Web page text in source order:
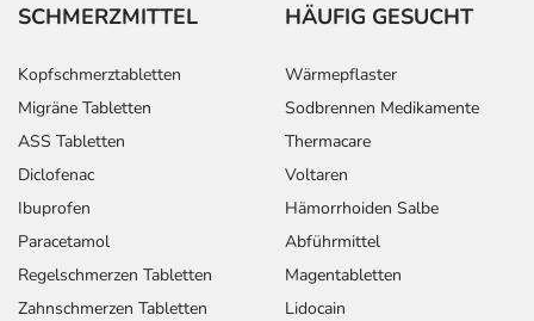
SCHMERZMITTEL
Kopfschmerztabletten
Migräne Tabletten
ASS Tabletten
Diclofenac
Ibuprofen
Paracetamol
Regelschmerzen Tabletten
Zahnschmerzen Tabletten
HÄUFIG GESUCHT
Wärmepflaster
Sodbrennen Medikamente
Thermacare
Voltaren
Hämorrhoiden Salbe
Abführmittel
Magentabletten
Lidocain